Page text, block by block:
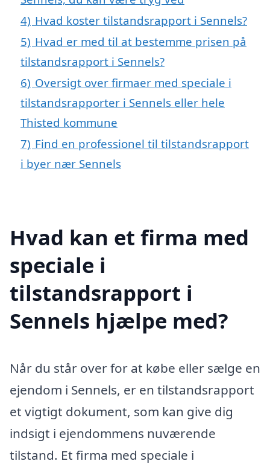
4) Hvad koster tilstandsrapport i Sennels?
5) Hvad er med til at bestemme prisen på
tilstandsrapport i Sennels?
6) Oversigt over firmaer med speciale i
tilstandsrapporter i Sennels eller hele
Thisted kommune
7) Find en professionel til tilstandsrapport
i byer nær Sennels
Hvad kan et firma med
speciale i
tilstandsrapport i
Sennels hjælpe med?
Når du står over for at købe eller sælge en
ejendom i Sennels, er en tilstandsrapport
et vigtigt dokument, som kan give dig
indsigt i ejendommens nuværende
tilstand. Et firma med speciale i